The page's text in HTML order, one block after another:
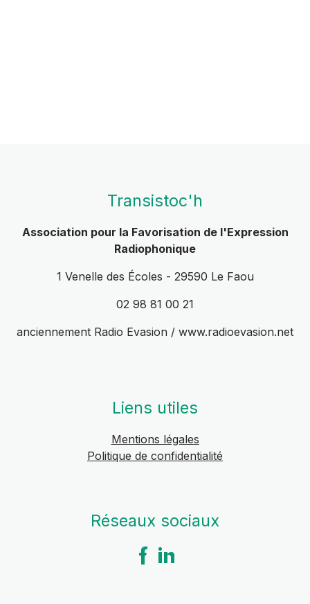
Transistoc'h
Association pour la Favorisation de l'Expression
Radiophonique
1 Venelle des Écoles - 29590 Le Faou
02 98 81 00 21
anciennement Radio Evasion / www.radioevasion.net
Liens utiles
Mentions légales
Politique de confidentialité
Réseaux sociaux